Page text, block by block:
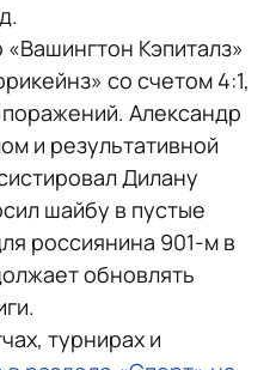
«Вашингтон Кэпиталз»
со счетом 4:1,
Александр
и результативной
Дилану
шайбу в пустые
россиянина 901-м в
обновлять
турнирах и